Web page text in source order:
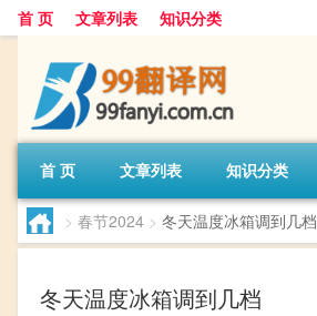
首 页 文章列表 知识分类
首 页 文章列表 知识分类
> 春节2024 > 冬天温度冰箱调到几档
冬天温度冰箱调到几档